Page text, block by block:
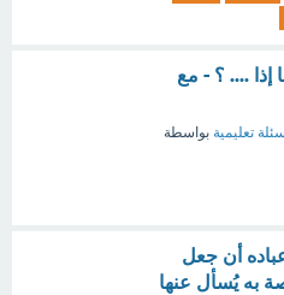
إذا .... ؟ - مع
أسئلة تعليمية بواسطة
أن جعل
به يُسأل عنها